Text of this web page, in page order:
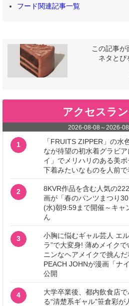
フード関連記事一覧
この記事が
ネタとぴ
アクセスラ
2026-08-08 ～ 2026-
1
「FRUITS ZIPPER」の水
なが待望の初水着グラビ
イ」でメリハリのある美
下着みたいなものを人前で
2
8KVR作品を含む人気の
画が「春のパンツまつり
(水)朝9:59まで開催～キャ
ん
3
小胸に悩むギャル芸人 エ
ラ”で大変身! 薄めメイク
ニンなヘアメイクで挑ん
PEACH JOHNが漫画「ナ
公開
4
大学卒業後、都内飲食店
る“清楚系ギャル”笹倉彩